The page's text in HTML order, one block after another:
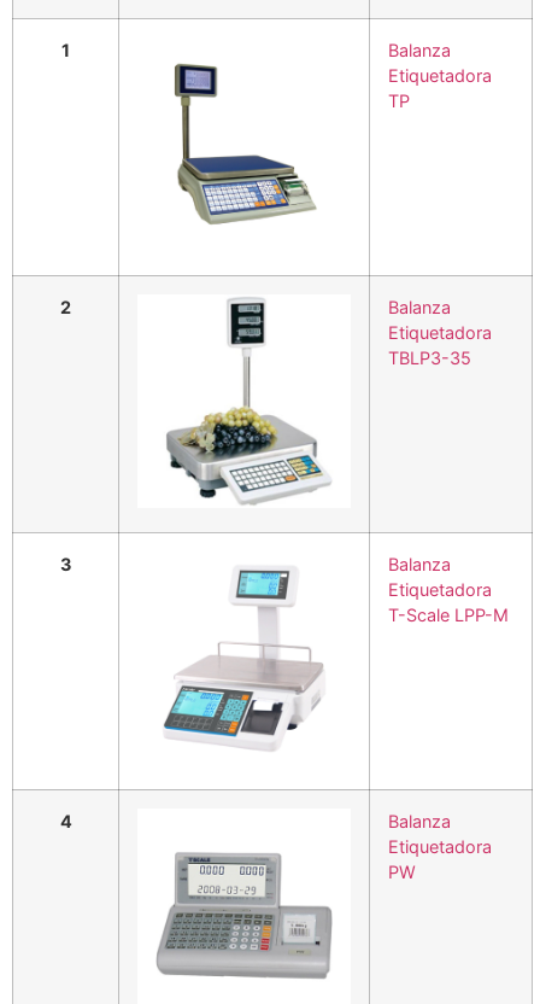
1
Balanza
Etiquetadora
TP
2
Balanza
Etiquetadora
TBLP3-35
3
Balanza
Etiquetadora
T-Scale LPP-M
4
Balanza
Etiquetadora
PW